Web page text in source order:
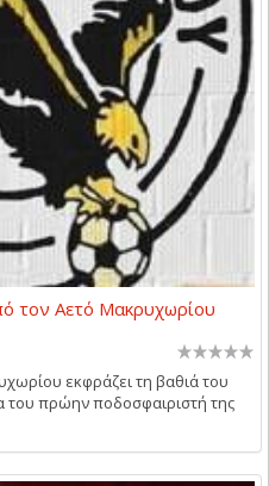
τον Αετό Μακρυχωρίου
εκφράζει τη βαθιά του
του πρώην ποδοσφαιριστή της